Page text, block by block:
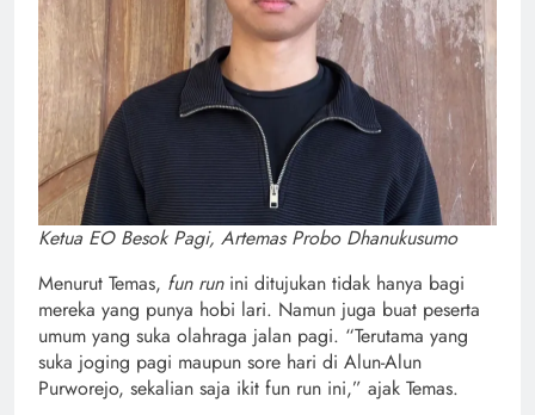
Ketua EO Besok Pagi, Artemas Probo Dhanukusumo
Menurut Temas, fun runini ditujukan tidak hanya bagi
mereka yang punya hobi lari. Namun juga buat peserta
umum yang suka olahraga jalan pagi. “Terutama yang
suka joging pagi maupun sore hari di Alun-Alun
Purworejo, sekalian saja ikit fun run ini,” ajak Temas.